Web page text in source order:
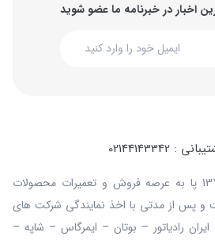
اخبار در خبرنامه ما عضو شوید
02144143342
مجموعه آذر صبا در سال 1378 پا به عرصه فروش و تعمیرات محصولات
پس از مدتی با اخذ نمایندگی شرکت های
رادیاتور – بوتان – ایمرگاس – شاپه –